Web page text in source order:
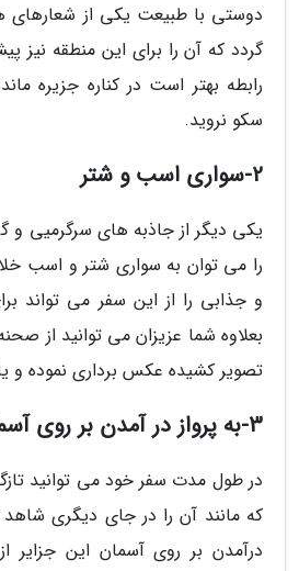
دوستی با طبیعت یکی از
گردد که آن را برای این منطقه نیز
رابطه بهتر است در کناره جزیره
سکو نروید.
2-سواری اسب و شتر
یکی دیگر از جاذبه های سرگرمیی و
را می توان به سواری شتر و اسب
و جذابی را از این سفر می تواند
بعلاوه شما عزیزان می توانید از
تصویر کشیده عکس برداری نموده و
3-به پرواز در آمدن بر روی آسمان جزایر ناز
در طول مدت سفر خود می توانید
که مانند آن را در جای دیگری شاهد
درآمدن بر روی آسمان این جزایر